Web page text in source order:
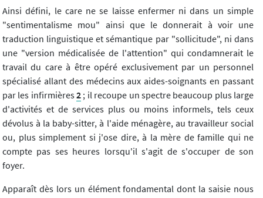
Ainsi défini, le care ne se laisse enfermer ni dans un simple
"sentimentalisme mou" ainsi que le donnerait à voir une
traduction linguistique et sémantique par "sollicitude", ni dans
une "version médicalisée de l'attention" qui condamnerait le
travail du care à être opéré exclusivement par un personnel
spécialisé allant des médecins aux aides-soignants en passant
par les infirmières2 ; il recoupe un spectre beaucoup plus large
d'activités et de services plus ou moins informels, tels ceux
dévolus à la baby-sitter, à l'aide ménagère, au travailleur social
ou, plus simplement si j'ose dire, à la mère de famille qui ne
compte pas ses heures lorsqu'il s'agit de s'occuper de son
foyer.
Apparaît dès lors un élément fondamental dont la saisie nous